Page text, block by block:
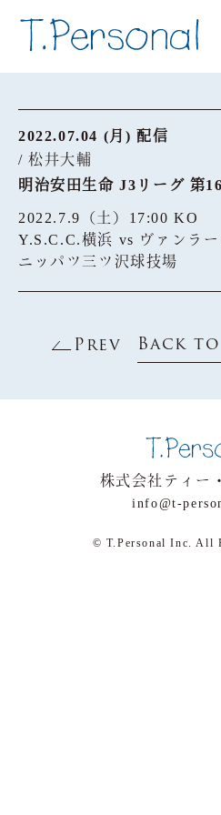
2022.07.04 (月) 配信
/ 松井大輔
明治安田生命 J3リーグ 第
2022.7.9（土）17:00 KO
Y.S.C.C.横浜 vs ヴァンラー
ニッパツ三ツ沢球技場
Prev Back
株式会社ティー
info@t-
© T.Personal Inc. All